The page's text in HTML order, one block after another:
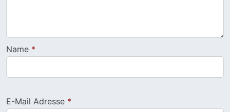
Name *
E-Mail Adresse *